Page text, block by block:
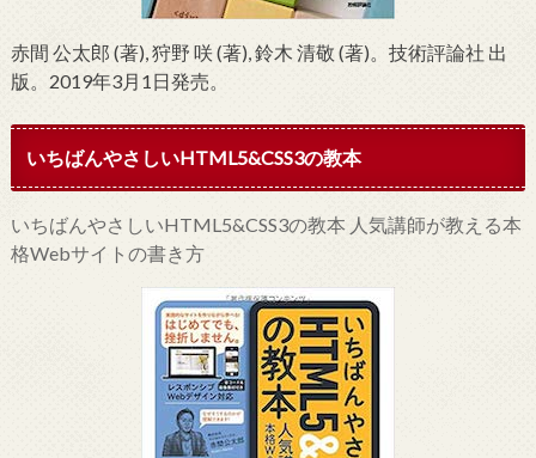
赤間 公太郎 (著), 狩野 咲 (著), 鈴木 清敬 (著)。技術評論社 出
版。2019年3月1日発売。
いちばんやさしいHTML5&CSS3の教本
いちばんやさしいHTML5&CSS3の教本 人気講師が教える本
格Webサイトの書き方